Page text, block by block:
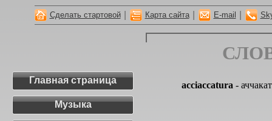
Сделать стартовой Карта сайта E-mail
Главная страница
Музыка
acciaccatura -